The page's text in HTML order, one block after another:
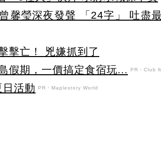
馨瑩深夜發聲 「24字」 吐盡
擊亡！ 兇嫌抓到了
假期，一價搞定食宿玩...
PR・Club
活動 PR・Maplestory World